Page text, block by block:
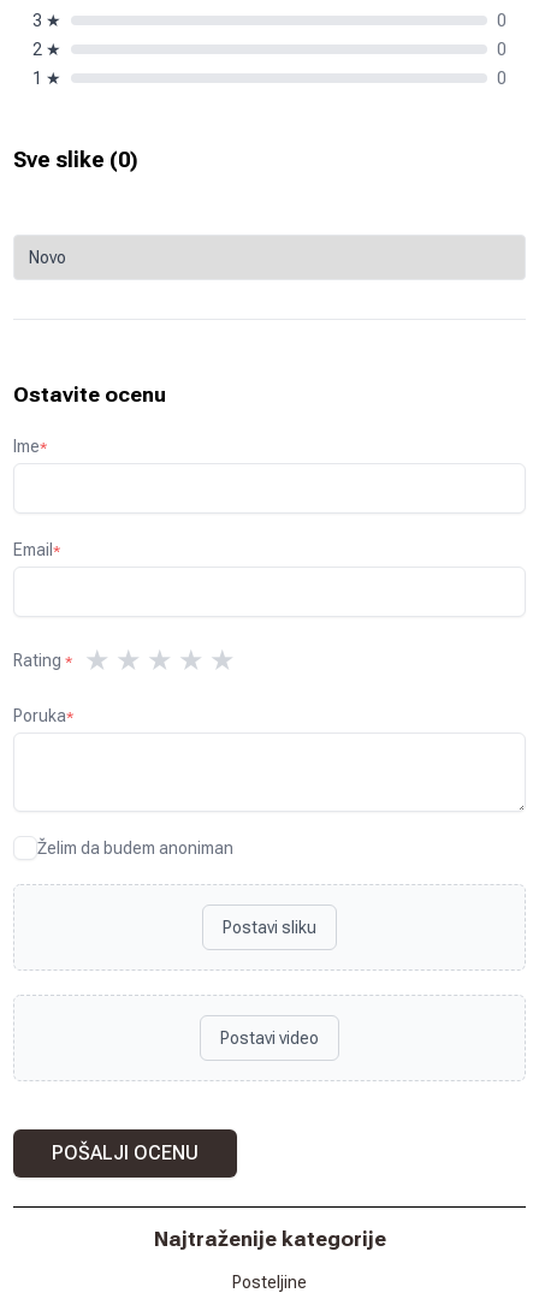
3 ★
0
2 ★
0
1 ★ 0
Sve slike (0)
Ostavite ocenu
Ime*
Email*
Rating * ★ ★ ★ ★ ★
Poruka*
Želim da budem anoniman
Postavi sliku
Postavi video
POŠALJI OCENU
Najtraženije kategorije
Posteljine